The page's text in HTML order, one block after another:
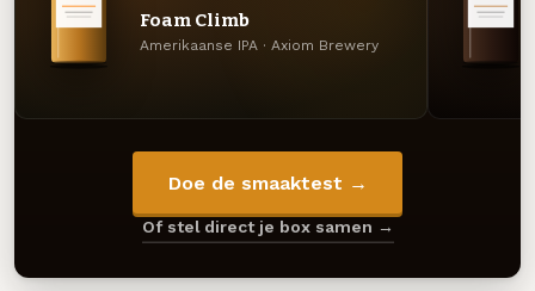
Foam Climb
Amerikaanse IPA · Axiom Brewery
Doe de smaaktest →
Of stel direct je box samen →